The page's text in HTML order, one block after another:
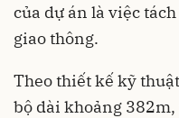
của dự án là việc
giao thông.
Theo thiết kế kỹ
bộ dài khoảng